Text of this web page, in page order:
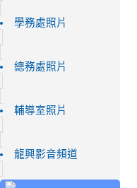
學務處照片
總務處照片
輔導室照片
龍興影音頻道